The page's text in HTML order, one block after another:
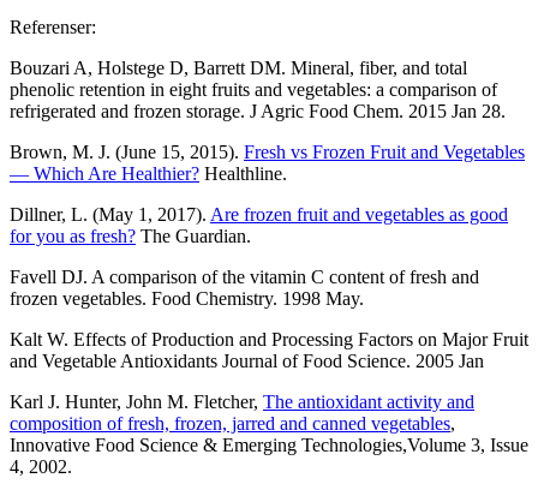
Referenser:
Bouzari A, Holstege D, Barrett DM. Mineral, fiber, and total
phenolic retention in eight fruits and vegetables: a comparison of
refrigerated and frozen storage. J Agric Food Chem. 2015 Jan 28.
Brown, M. J. (June 15, 2015). Fresh vs Frozen Fruit and Vegetables
— Which Are Healthier? Healthline.
Dillner, L. (May 1, 2017). Are frozen fruit and vegetables as good
for you as fresh? The Guardian.
Favell DJ. A comparison of the vitamin C content of fresh and
frozen vegetables. Food Chemistry. 1998 May.
Kalt W. Effects of Production and Processing Factors on Major Fruit
and Vegetable Antioxidants Journal of Food Science. 2005 Jan
Karl J. Hunter, John M. Fletcher, The antioxidant activity and
composition of fresh, frozen, jarred and canned vegetables,
Innovative Food Science & Emerging Technologies,Volume 3, Issue
4, 2002.